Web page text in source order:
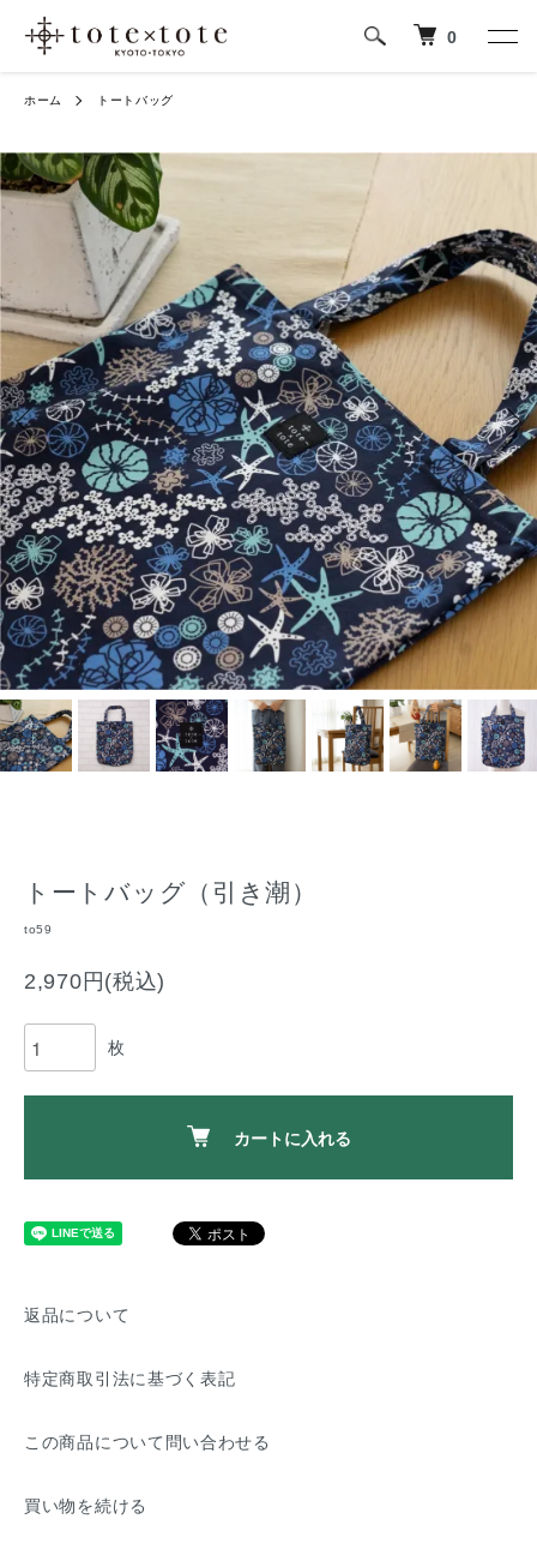
0
ホーム トートバッグ
トートバッグ（引き潮）
to59
2,970円(税込)
枚
カートに入れる
返品について
特定商取引法に基づく表記
この商品について問い合わせる
買い物を続ける